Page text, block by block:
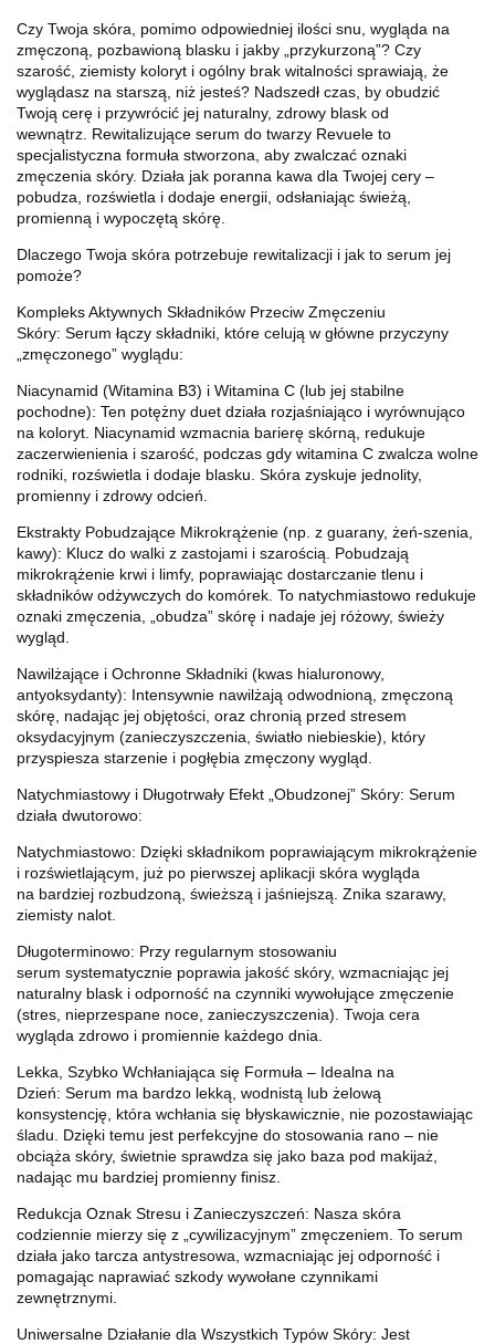
Czy Twoja skóra, pomimo odpowiedniej ilości snu, wygląda na
zmęczoną, pozbawioną blasku i jakby „przykurzoną”? Czy
szarość, ziemisty koloryt i ogólny brak witalności sprawiają, że
wyglądasz na starszą, niż jesteś? Nadszedł czas, by obudzić
Twoją cerę i przywrócić jej naturalny, zdrowy blask od
wewnątrz. Rewitalizujące serum do twarzy Revuele to
specjalistyczna formuła stworzona, aby zwalczać oznaki
zmęczenia skóry. Działa jak poranna kawa dla Twojej cery –
pobudza, rozświetla i dodaje energii, odsłaniając świeżą,
promienną i wypoczętą skórę.
Dlaczego Twoja skóra potrzebuje rewitalizacji i jak to serum jej
pomoże?
Kompleks Aktywnych Składników Przeciw Zmęczeniu
Skóry: Serum łączy składniki, które celują w główne przyczyny
„zmęczonego” wyglądu:
Niacynamid (Witamina B3) i Witamina C (lub jej stabilne
pochodne): Ten potężny duet działa rozjaśniająco i wyrównująco
na koloryt. Niacynamid wzmacnia barierę skórną, redukuje
zaczerwienienia i szarość, podczas gdy witamina C zwalcza wolne
rodniki, rozświetla i dodaje blasku. Skóra zyskuje jednolity,
promienny i zdrowy odcień.
Ekstrakty Pobudzające Mikrokrążenie (np. z guarany, żeń-szenia,
kawy): Klucz do walki z zastojami i szarością. Pobudzają
mikrokrążenie krwi i limfy, poprawiając dostarczanie tlenu i
składników odżywczych do komórek. To natychmiastowo redukuje
oznaki zmęczenia, „obudza” skórę i nadaje jej różowy, świeży
wygląd.
Nawilżające i Ochronne Składniki (kwas hialuronowy,
antyoksydanty): Intensywnie nawilżają odwodnioną, zmęczoną
skórę, nadając jej objętości, oraz chronią przed stresem
oksydacyjnym (zanieczyszczenia, światło niebieskie), który
przyspiesza starzenie i pogłębia zmęczony wygląd.
Natychmiastowy i Długotrwały Efekt „Obudzonej” Skóry: Serum
działa dwutorowo:
Natychmiastowo: Dzięki składnikom poprawiającym mikrokrążenie
i rozświetlającym, już po pierwszej aplikacji skóra wygląda
na bardziej rozbudzoną, świeższą i jaśniejszą. Znika szarawy,
ziemisty nalot.
Długoterminowo: Przy regularnym stosowaniu
serum systematycznie poprawia jakość skóry, wzmacniając jej
naturalny blask i odporność na czynniki wywołujące zmęczenie
(stres, nieprzespane noce, zanieczyszczenia). Twoja cera
wygląda zdrowo i promiennie każdego dnia.
Lekka, Szybko Wchłaniająca się Formuła – Idealna na
Dzień: Serum ma bardzo lekką, wodnistą lub żelową
konsystencję, która wchłania się błyskawicznie, nie pozostawiając
śladu. Dzięki temu jest perfekcyjne do stosowania rano – nie
obciąża skóry, świetnie sprawdza się jako baza pod makijaż,
nadając mu bardziej promienny finisz.
Redukcja Oznak Stresu i Zanieczyszczeń: Nasza skóra
codziennie mierzy się z „cywilizacyjnym” zmęczeniem. To serum
działa jako tarcza antystresowa, wzmacniając jej odporność i
pomagając naprawiać szkody wywołane czynnikami
zewnętrznymi.
Uniwersalne Działanie dla Wszystkich Typów Skóry: Jest